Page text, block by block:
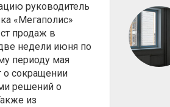
руководитель
«Мегаполис»
продаж в
недели июня по
периоду мая
о сокращении
решений о
из